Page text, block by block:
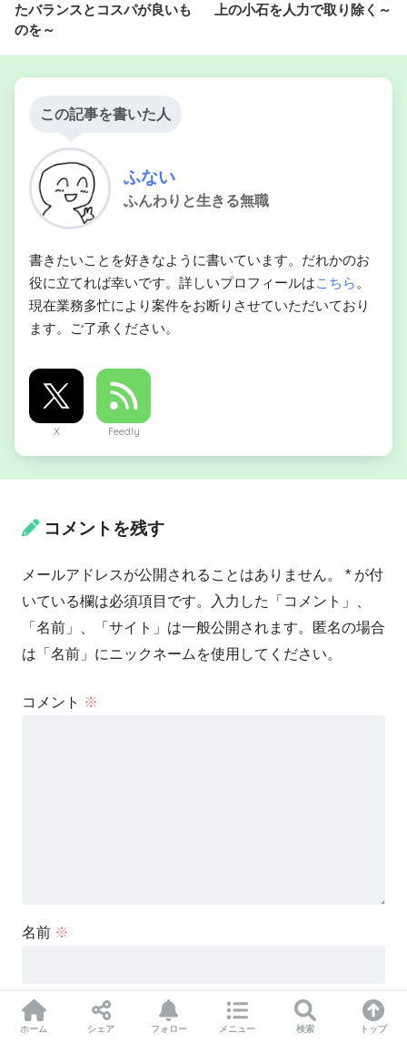
たバランスとコスパが良いも
のを～
上の小石を人力で取り除く～
この記事を書いた人
ふない
ふんわりと生きる無職
書きたいことを好きなように書いています。だれかのお
役に立てれば幸いです。詳しいプロフィールはこちら 。
現在業務多忙により案件をお断りさせていただいており
ます。ご了承ください。
X Feedly
コメントを残す
メールアドレスが公開されることはありません。 * が付
いている欄は必須項目です。入力した「コメント」、
「名前」、「サイト」は一般公開されます。匿名の場合
は「名前」にニックネームを使用してください。
コメント ※
名前 ※
メール
ホーム シェア フォロー メニュー 検索 トップ